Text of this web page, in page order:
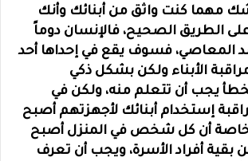
مهما كنت واثق من أبنائك وأنك
الطريق الصحيح، فالإنسان دوماً
المعاصي، فسوف يقع في إحداها أحد
الأبناء ولكن بشكل ذكي
يجب أن تتعلم منه، ولكن في
إستخدام أبنائك لأجهزتهم أصبح
خاصة أن كل شخص في المنزل أصبح
بقية أفراد الأسرة، ويجب أن تعرف